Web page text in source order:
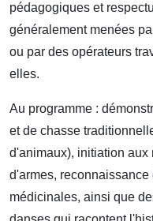
pédagogiques et
généralement menées
ou par des opérateurs
elles.
Au programme :
et de chasse
d'animaux), initiation aux
d'armes,
médicinales, ainsi que